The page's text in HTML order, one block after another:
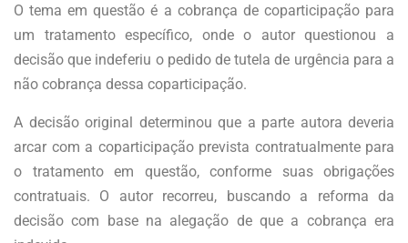
O tema em questão é a cobrança de coparticipação para
um tratamento específico, onde o autor questionou a
decisão que indeferiu o pedido de tutela de urgência para a
não cobrança dessa coparticipação.
A decisão original determinou que a parte autora deveria
arcar com a coparticipação prevista contratualmente para
o tratamento em questão, conforme suas obrigações
contratuais. O autor recorreu, buscando a reforma da
decisão com base na alegação de que a cobrança era